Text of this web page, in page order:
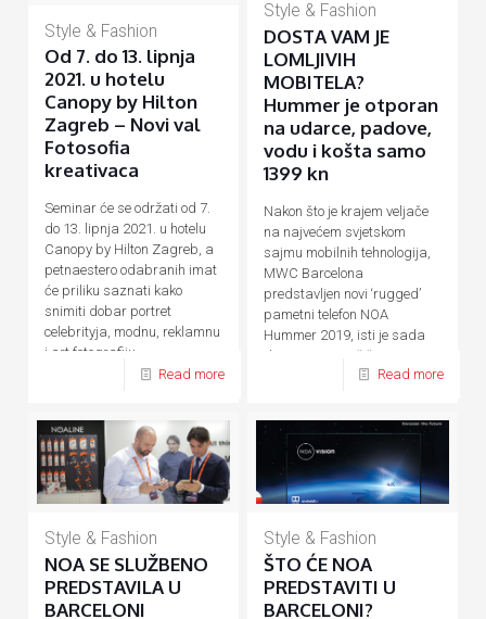
Style & Fashion
Od 7. do 13. lipnja
2021. u hotelu
Canopy by Hilton
Zagreb – Novi val
Fotosofia
kreativaca
Seminar će se održati od 7.
do 13. lipnja 2021. u hotelu
Canopy by Hilton Zagreb, a
petnaestero odabranih imat
će priliku saznati kako
snimiti dobar portret
celebrityja, modnu, reklamnu
i art fotografiju.
Read more
Style & Fashion
DOSTA VAM JE
LOMLJIVIH
MOBITELA?
Hummer je otporan
na udarce, padove,
vodu i košta samo
1399 kn
Nakon što je krajem veljače
na najvećem svjetskom
sajmu mobilnih tehnologija,
MWC Barcelona
predstavljen novi ‘rugged’
pametni telefon NOA
Hummer 2019, isti je sada
dostupan na tržištu. Za sve
Read more
Style & Fashion
NOA SE SLUŽBENO
PREDSTAVILA U
BARCELONI
Style & Fashion
ŠTO ĆE NOA
PREDSTAVITI U
BARCELONI?